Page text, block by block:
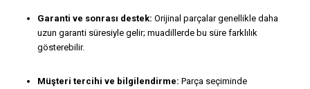
Garanti ve sonrası destek: Orijinal parçalar genellikle daha
uzun garanti süresiyle gelir; muadillerde bu süre farklılık
gösterebilir.
Müşteri tercihi ve bilgilendirme: Parça seçiminde